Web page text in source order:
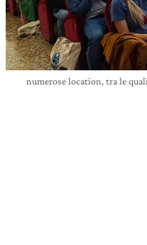
numerose location, tra le